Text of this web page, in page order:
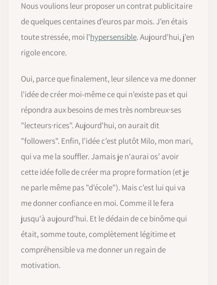
Nous voulions leur proposer un contrat publicitaire
de quelques centaines d'euros par mois. J'en étais
toute stressée, moi l'hypersensible. Aujourd'hui, j'en
rigole encore.
Oui, parce que finalement, leur silence va me donner
l'idée de créer moi-même ce qui n'existe pas et qui
répondra aux besoins de mes très nombreux·ses
"lecteurs·rices". Aujourd'hui, on aurait dit
"followers". Enfin, l'idée c'est plutôt Milo, mon mari,
qui va me la souffler. Jamais je n'aurai os’ avoir
cette idée folle de créer ma propre formation (et je
ne parle même pas "d'école"). Mais c'est lui qui va
me donner confiance en moi. Comme il le fera
jusqu'à aujourd'hui. Et le dédain de ce binôme qui
était, somme toute, complètement légitime et
compréhensible va me donner un regain de
motivation.